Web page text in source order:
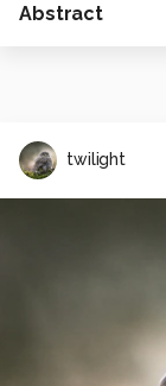
Abstract
twilight